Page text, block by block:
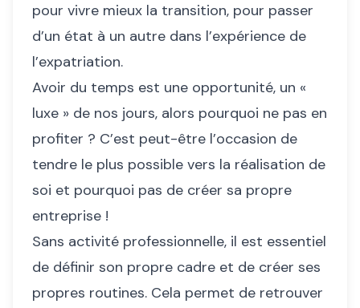
pour vivre mieux la transition, pour passer
d’un état à un autre dans l’expérience de
l’expatriation.
Avoir du temps est une opportunité, un «
luxe » de nos jours, alors pourquoi ne pas en
profiter ? C’est peut-être l’occasion de
tendre le plus possible vers la réalisation de
soi et pourquoi pas de créer sa propre
entreprise !
Sans activité professionnelle, il est essentiel
de définir son propre cadre et de créer ses
propres routines. Cela permet de retrouver